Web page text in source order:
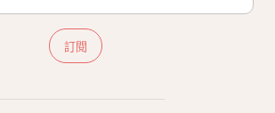
訂閱